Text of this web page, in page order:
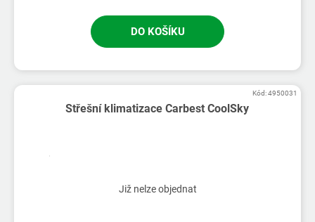
DO KOŠÍKU
Střešní klimatizace Carbest CoolSky
Již nelze objednat
Kód:4950031